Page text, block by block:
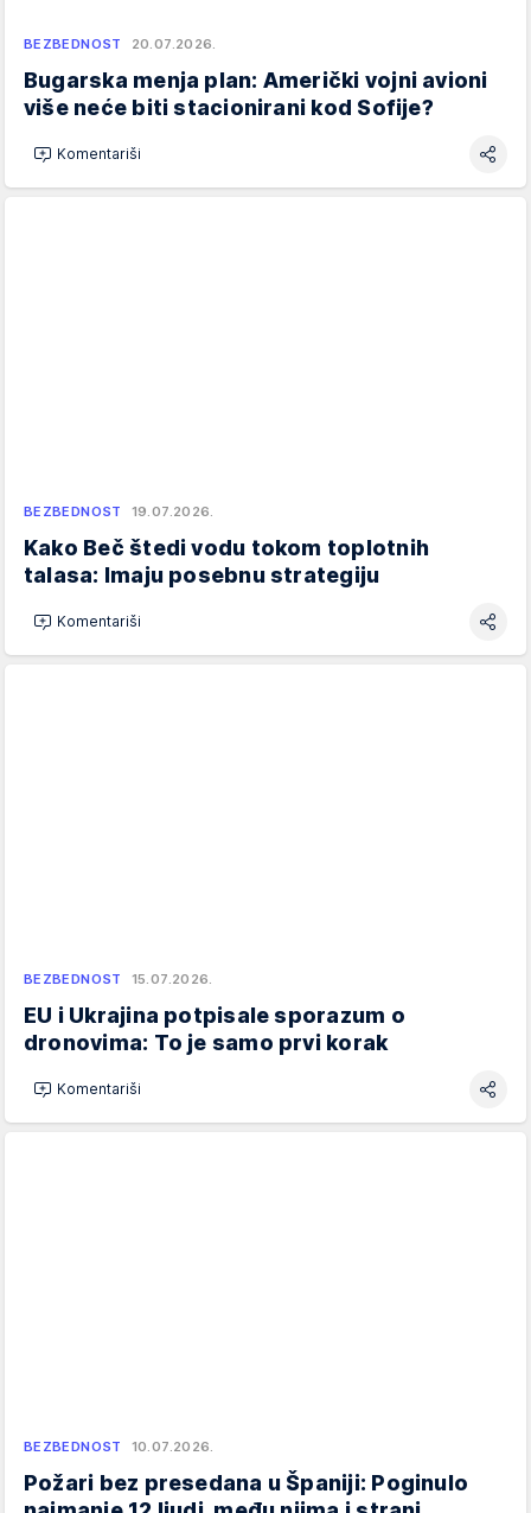
BEZBEDNOST 20.07.2026.
Bugarska menja plan: Američki vojni avioni
više neće biti stacionirani kod Sofije?
Komentariši
BEZBEDNOST 19.07.2026.
Kako Beč štedi vodu tokom toplotnih
talasa: Imaju posebnu strategiju
Komentariši
BEZBEDNOST 15.07.2026.
EU i Ukrajina potpisale sporazum o
dronovima: To je samo prvi korak
Komentariši
BEZBEDNOST 10.07.2026.
Požari bez presedana u Španiji: Poginulo